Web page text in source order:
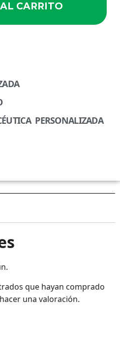
CARRITO
PERSONALIZADA
que hayan comprado
una valoración.